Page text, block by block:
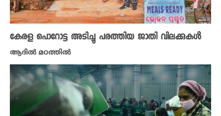
കേരള പൊറോട്ട അടിച്ചു പരത്തിയ ജാതി വിലക്കുകൾ
ആദിൽ മഠത്തിൽ